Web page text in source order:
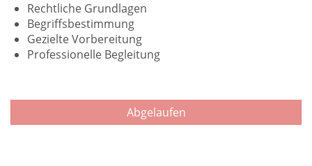
Rechtliche Grundlagen
Begriffsbestimmung
Gezielte Vorbereitung
Professionelle Begleitung
Abgelaufen